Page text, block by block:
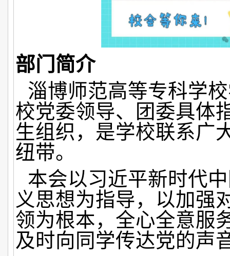
部门简介
淄博师范高等专科学
校党委领导、团委具体
生组织，是学校联系广
纽带。
本会以习近平新时代
义思想为指导，以加强
领为根本，全心全意服
及时向同学传达党的声